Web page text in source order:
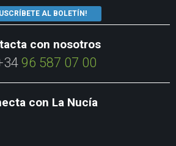
AL BOLETÍN!
con nosotros
96 587 07 00
con La Nucía